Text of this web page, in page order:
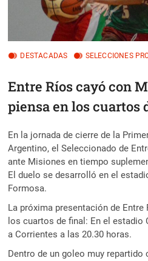
DESTACADAS SELECCIONES
Entre Ríos cayó con
piensa en los cuartos
En la jornada de cierre de la
Argentino, el Seleccionado de
ante Misiones en tiempo
El duelo se desarrolló en el
Formosa.
La próxima presentación de
los cuartos de final: En el estadio
a Corrientes a las 20.30 horas.
Dentro de un goleo muy repartido